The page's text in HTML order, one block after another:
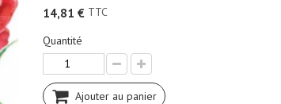
14,81 € TTC
Quantité
Ajouter au panier